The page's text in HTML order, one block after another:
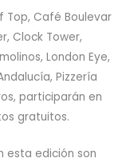
Top, Café Boulevar
Clock Tower,
London Eye,
Pizzería
participarán en
gratuitos.
esta edición son